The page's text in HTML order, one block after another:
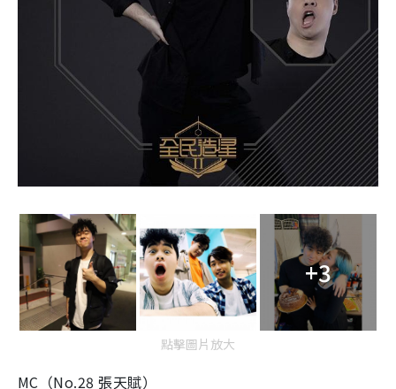
+3
點擊圖片放大
MC（No.28 張天賦）